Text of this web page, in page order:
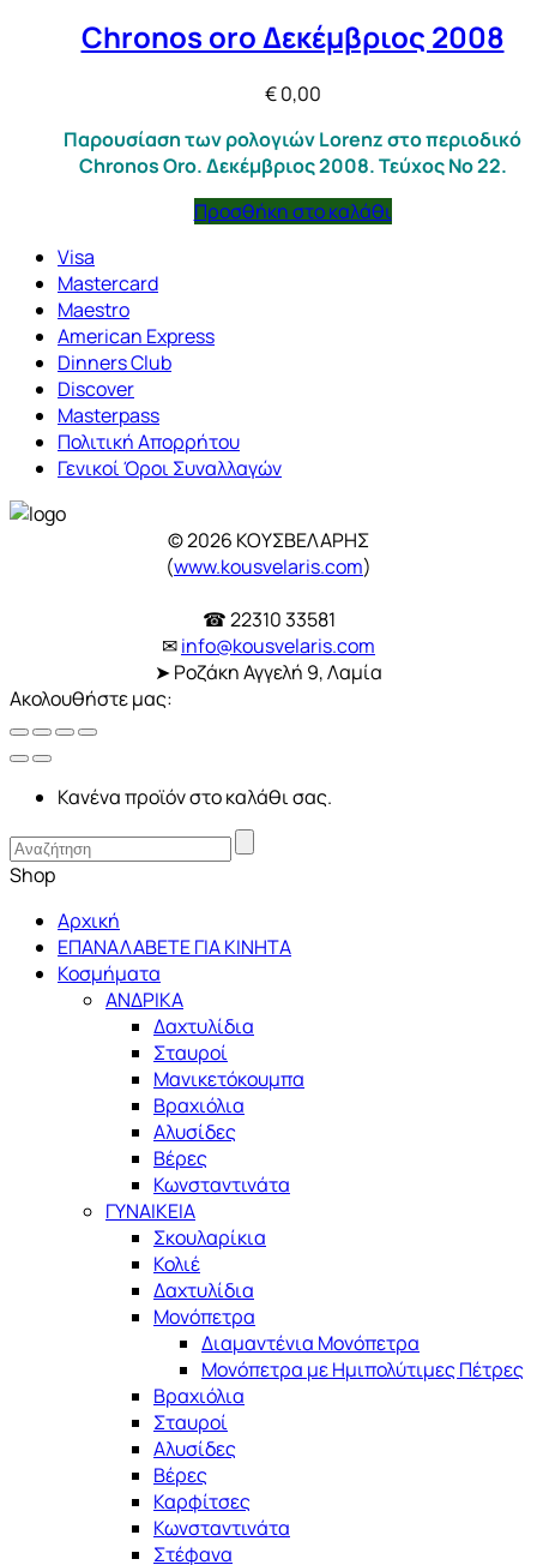
Chronos oro Δεκέμβριος 2008
€0,00
Παρουσίαση των ρολογιών Lorenz στο περιοδικό
Chronos Oro. Δεκέμβριος 2008. Τεύχος Νο 22.
Προσθήκη στο καλάθι
Visa
Mastercard
Maestro
American Express
Dinners Club
Discover
Masterpass
Πολιτική Απορρήτου
Γενικοί Όροι Συναλλαγών
© 2026 ΚΟΥΣΒΕΛΑΡΗΣ
(www.kousvelaris.com)
☎ 22310 33581
✉info@kousvelaris.com
➤ Ροζάκη Αγγελή 9, Λαμία
Ακολουθήστε μας:
Κανένα προϊόν στο καλάθι σας.
Shop
Αρχική
ΕΠΑΝΑΛΑΒΕΤΕ ΓΙΑ ΚΙΝΗΤΑ
Κοσμήματα
ΑΝΔΡΙΚΑ
Δαχτυλίδια
Σταυροί
Μανικετόκουμπα
Βραχιόλια
Αλυσίδες
Βέρες
Κωνσταντινάτα
ΓΥΝΑΙΚΕΙΑ
Σκουλαρίκια
Κολιέ
Δαχτυλίδια
Μονόπετρα
Διαμαντένια Μονόπετρα
Μονόπετρα με Ημιπολύτιμες Πέτρες
Βραχιόλια
Σταυροί
Αλυσίδες
Βέρες
Καρφίτσες
Κωνσταντινάτα
Στέφανα